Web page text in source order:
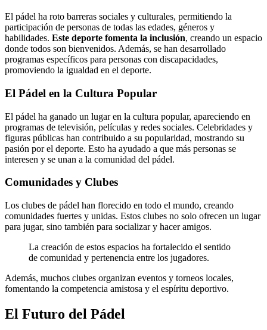
El pádel ha roto barreras sociales y culturales, permitiendo la
participación de personas de todas las edades, géneros y
habilidades. Este deporte fomenta la inclusión, creando un espacio
donde todos son bienvenidos. Además, se han desarrollado
programas específicos para personas con discapacidades,
promoviendo la igualdad en el deporte.
El Pádel en la Cultura Popular
El pádel ha ganado un lugar en la cultura popular, apareciendo en
programas de televisión, películas y redes sociales. Celebridades y
figuras públicas han contribuido a su popularidad, mostrando su
pasión por el deporte. Esto ha ayudado a que más personas se
interesen y se unan a la comunidad del pádel.
Comunidades y Clubes
Los clubes de pádel han florecido en todo el mundo, creando
comunidades fuertes y unidas. Estos clubes no solo ofrecen un lugar
para jugar, sino también para socializar y hacer amigos.
La creación de estos espacios ha fortalecido el sentido
de comunidad y pertenencia entre los jugadores.
Además, muchos clubes organizan eventos y torneos locales,
fomentando la competencia amistosa y el espíritu deportivo.
El Futuro del Pádel